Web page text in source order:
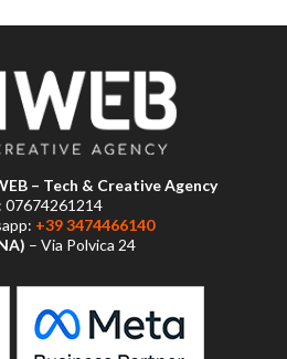
– Tech & Creative Agency
07674261214
+39 3474466140
– Via Polvica 24